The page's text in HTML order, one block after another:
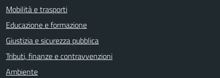
Mobilità e trasporti
Educazione e formazione
Giustizia e sicurezza pubblica
Tributi, finanze e contravvenzioni
Ambiente